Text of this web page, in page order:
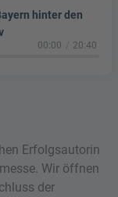
hinter den
00:00 20:40
Erfolgsautorin
Wir öffnen
der